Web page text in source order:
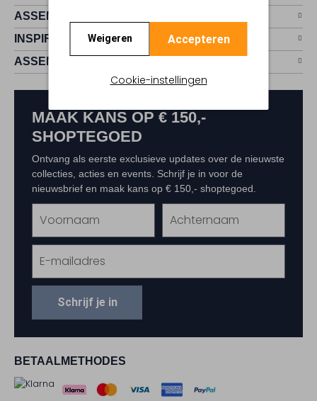
Weigeren Accepteren
Cookie-instellingen
ASSEMVIP
INSPIRATIE
ASSEM
BETAALMETHODES
MAAK KANS OP € 150,-
SHOPTEGOED
Ontvang als eerste exclusieve updates over de nieuwste
collecties, acties en events. Schrijf je in voor de
nieuwsbrief en maak kans op € 150,- shoptegoed.
Schrijf je in